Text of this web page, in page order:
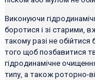
Виконуючи
боротися і зі старими,
такому разі не
того щоб позбавитися
гідродинамічне
типу, а також роторно-